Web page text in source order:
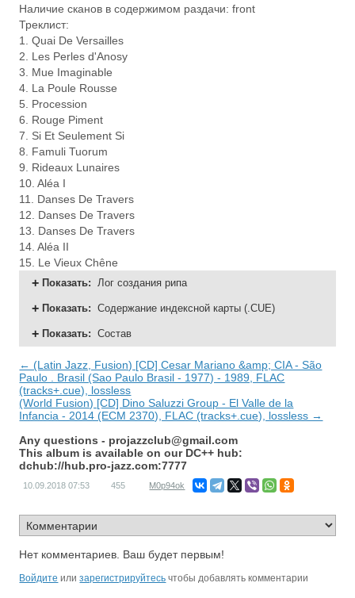
Наличие сканов в содержимом раздачи: front
Треклист:
1. Quai De Versailles
2. Les Perles d'Anosy
3. Mue Imaginable
4. La Poule Rousse
5. Procession
6. Rouge Piment
7. Si Et Seulement Si
8. Famuli Tuorum
9. Rideaux Lunaires
10. Aléa I
11. Danses De Travers
12. Danses De Travers
13. Danses De Travers
14. Aléa II
15. Le Vieux Chêne
Показать: Лог создания рипа
Показать: Содержание индексной карты (.CUE)
Показать: Состав
← (Latin Jazz, Fusion) [CD] Cesar Mariano &amp; CIA - São
Paulo . Brasil (Sao Paulo Brasil - 1977) - 1989, FLAC
(tracks+.cue), lossless
(World Fusion) [CD] Dino Saluzzi Group - El Valle de la
Infancia - 2014 (ECM 2370), FLAC (tracks+.cue), lossless →
Any questions - projazzclub@gmail.com
This album is available on our DC++ hub:
dchub://hub.pro-jazz.com:7777
10.09.2018 07:53 455 M0p94ok
Нет комментариев. Ваш будет первым!
Войдите илизарегистрируйтесь чтобы добавлять комментарии